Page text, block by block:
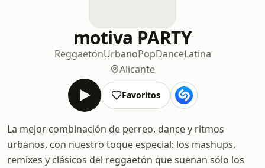
motiva PARTY
ReggaetónUrbanoPopDanceLatina
Alicante
Favoritos
La mejor combinación de perreo, dance y ritmos
urbanos, con nuestro toque especial: los mashups,
remixes y clásicos del reggaetón que suenan sólo los